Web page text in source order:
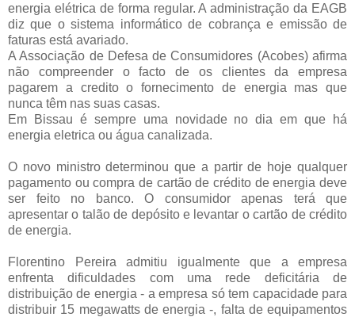
energia elétrica de forma regular. A administração da EAGB
diz que o sistema informático de cobrança e emissão de
faturas está avariado.
A Associação de Defesa de Consumidores (Acobes) afirma
não compreender o facto de os clientes da empresa
pagarem a credito o fornecimento de energia mas que
nunca têm nas suas casas.
Em Bissau é sempre uma novidade no dia em que há
energia eletrica ou água canalizada.
O novo ministro determinou que a partir de hoje qualquer
pagamento ou compra de cartão de crédito de energia deve
ser feito no banco. O consumidor apenas terá que
apresentar o talão de depósito e levantar o cartão de crédito
de energia.
Florentino Pereira admitiu igualmente que a empresa
enfrenta dificuldades com uma rede deficitária de
distribuição de energia - a empresa só tem capacidade para
distribuir 15 megawatts de energia -, falta de equipamentos